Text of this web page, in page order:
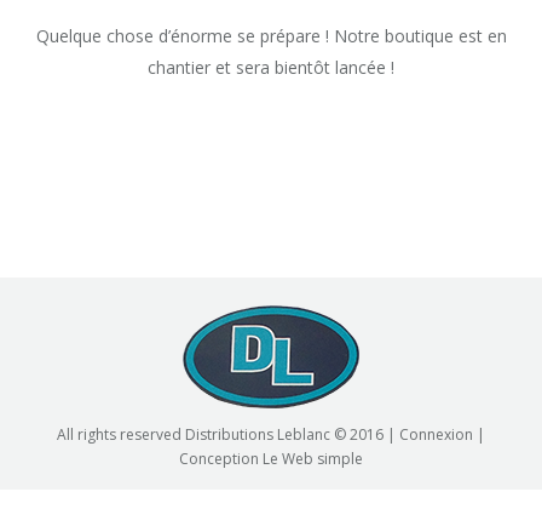
Quelque chose d’énorme se prépare ! Notre boutique est en
chantier et sera bientôt lancée !
All rights reserved Distributions Leblanc © 2016 | Connexion |
Conception Le Web simple